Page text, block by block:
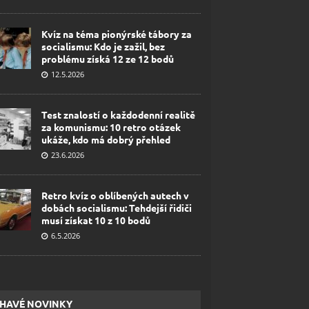
Kvíz na téma pionýrské tábory za
socialismu: Kdo je zažil, bez
problému získá 12 ze 12 bodů
12.5.2026
Test znalostí o každodenní realitě
za komunismu: 10 retro otázek
ukáže, kdo má dobrý přehled
23.6.2026
Retro kvíz o oblíbených autech v
dobách socialismu: Tehdejší řidiči
musí získat 10 z 10 bodů
6.5.2026
NOVINKY